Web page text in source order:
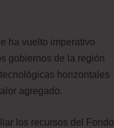
ha vuelto imperativo
gobiernos de la región
horizontales
agregado.
los recursos del Fondo